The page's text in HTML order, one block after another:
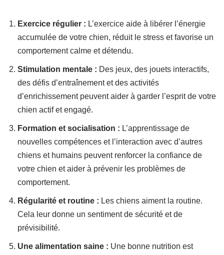
Exercice régulier : L’exercice aide à libérer l’énergie
accumulée de votre chien, réduit le stress et favorise un
comportement calme et détendu.
Stimulation mentale : Des jeux, des jouets interactifs,
des défis d’entraînement et des activités
d’enrichissement peuvent aider à garder l’esprit de votre
chien actif et engagé.
Formation et socialisation : L’apprentissage de
nouvelles compétences et l’interaction avec d’autres
chiens et humains peuvent renforcer la confiance de
votre chien et aider à prévenir les problèmes de
comportement.
Régularité et routine : Les chiens aiment la routine.
Cela leur donne un sentiment de sécurité et de
prévisibilité.
Une alimentation saine : Une bonne nutrition est